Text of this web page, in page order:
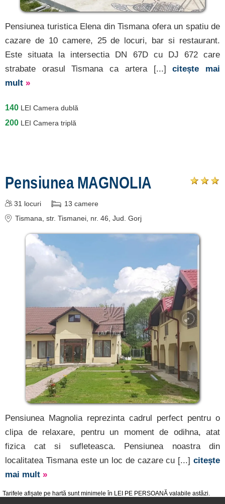
Tarifele afișate pe hartă sunt minimele în LEI PE PERSOANĂ valabile astăzi.
Pensiunea turistica Elena din Tismana ofera un spatiu de
cazare de 10 camere, 25 de locuri, bar si restaurant.
Este situata la intersectia DN 67D cu DJ 672 care
strabate orasul Tismana ca artera [...]citește mai
mult »
140 LEI Camera dublă
200 LEI Camera triplă
Pensiunea MAGNOLIA
31 locuri 13 camere
Tismana, str. Tismanei, nr. 46, Jud. Gorj
Pensiunea Magnolia reprezinta cadrul perfect pentru o
clipa de relaxare, pentru un moment de odihna, atat
fizica cat si sufleteasca. Pensiunea noastra din
localitatea Tismana este un loc de cazare cu [...] citește
mai mult »